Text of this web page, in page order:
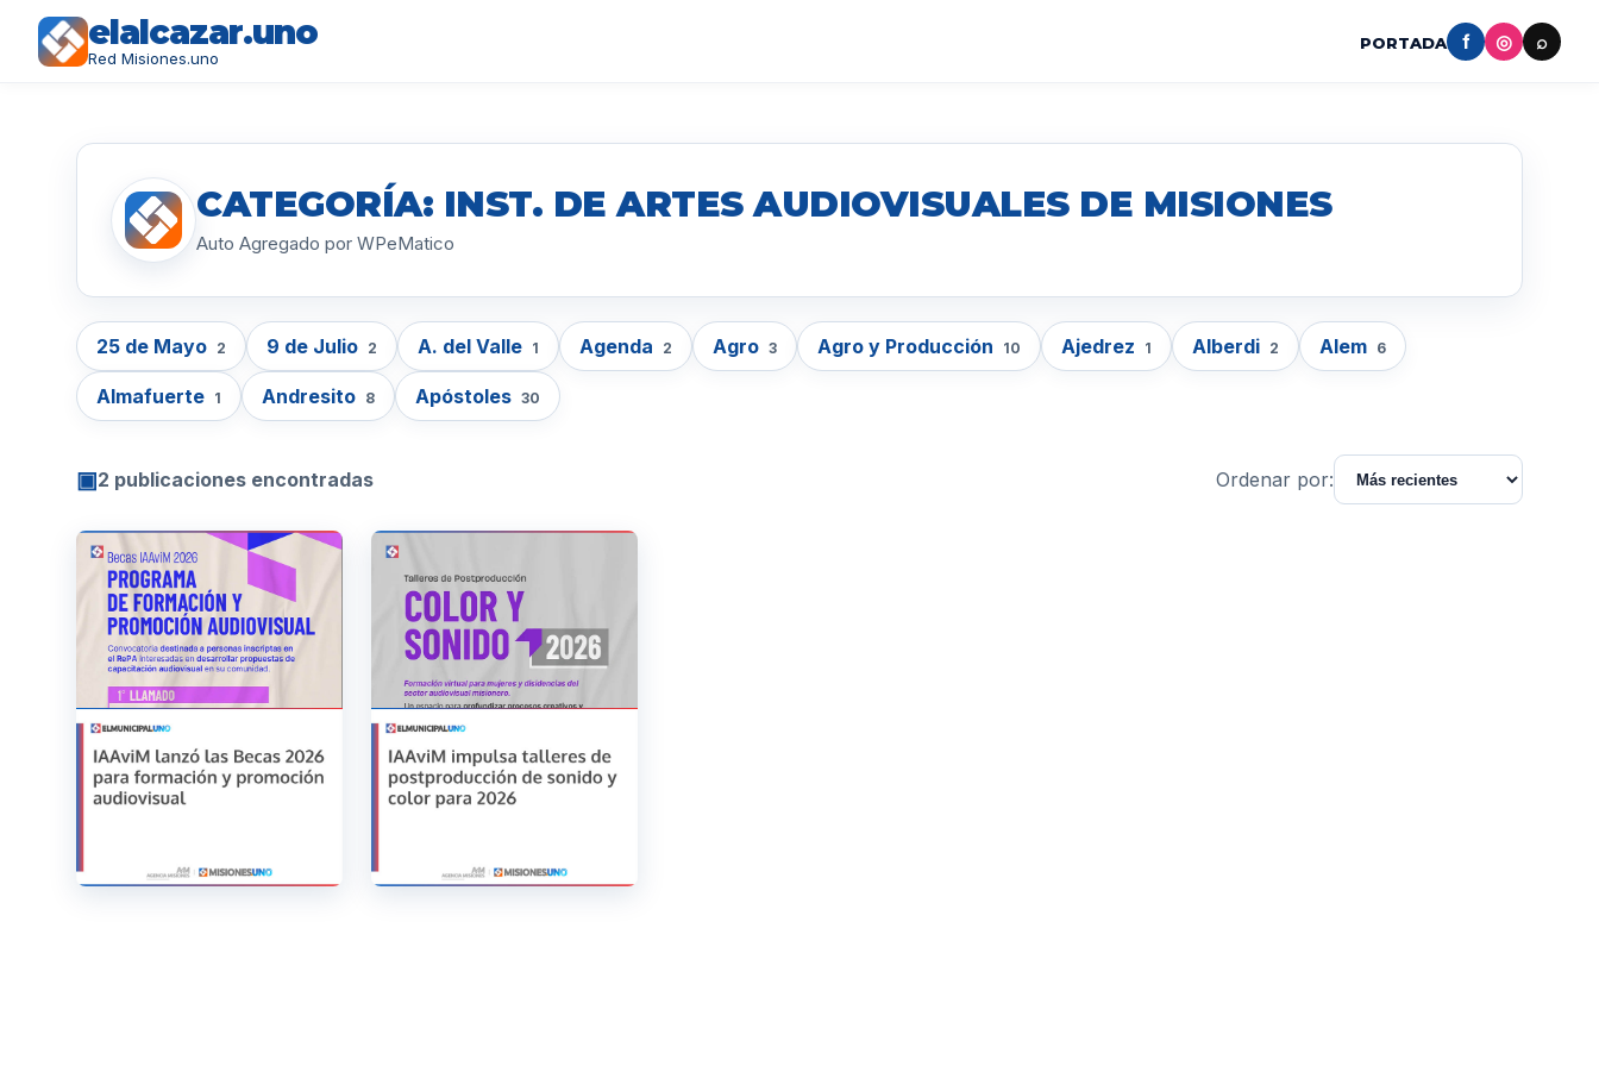
elalcazar.uno
Red Misiones.uno
PORTADA f ◎ ⌕
CATEGORÍA: INST. DE ARTES AUDIOVISUALES DE MISIONES
Auto Agregado por WPeMatico
25 de Mayo 2 9 de Julio 2 A. del Valle 1 Agenda 2 Agro 3 Agro y Producción 10 Ajedrez 1 Alberdi 2 Alem 6
Almafuerte 1 Andresito 8 Apóstoles 30
▣2 publicaciones encontradas Ordenar por: